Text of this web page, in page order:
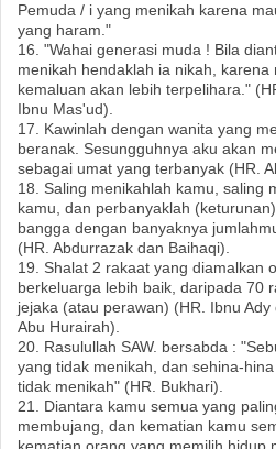
Pemuda / i yang menikah karena
yang haram."
16. "Wahai generasi muda ! Bila
menikah hendaklah ia nikah, karena
kemaluan akan lebih terpelihara."
Ibnu Mas'ud).
17. Kawinlah dengan wanita yang
beranak. Sesungguhnya aku akan
sebagai umat yang terbanyak (HR.
18. Saling menikahlah kamu, saling
kamu, dan perbanyaklah
bangga dengan banyaknya
(HR. Abdurrazak dan Baihaqi).
19. Shalat 2 rakaat yang diamalkan
berkeluarga lebih baik, daripada 70
jejaka (atau perawan) (HR. Ibnu
Abu Hurairah).
20. Rasulullah SAW. bersabda :
yang tidak menikah, dan sehina-
tidak menikah" (HR. Bukhari).
21. Diantara kamu semua yang
membujang, dan kematian kamu
kematian orang yang memilih hidup